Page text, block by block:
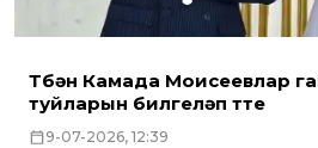
Түбән Камада Моисеевлар
туйларын билгеләп үтте
9-07-2026, 12:39